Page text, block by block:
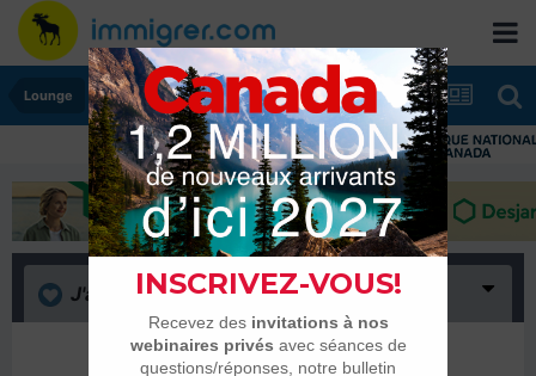
Lounge
J'aime (0)
Il n’y a encore rien ici